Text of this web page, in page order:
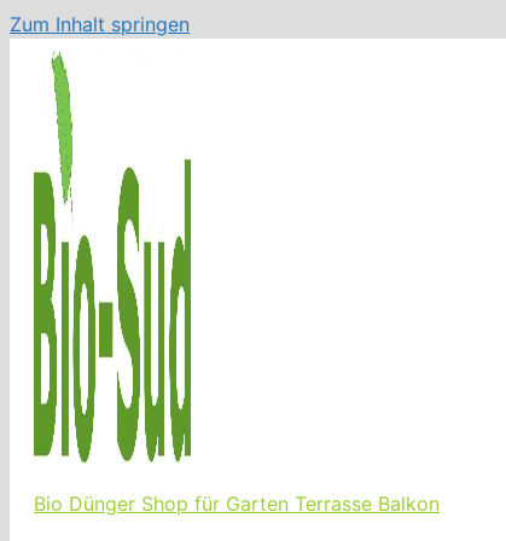
Zum Inhalt springen
Bio Dünger Shop für Garten Terrasse Balkon